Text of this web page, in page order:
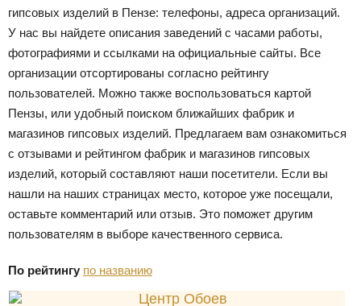
гипсовых изделий в Пензе: телефоны, адреса организаций.
У нас вы найдете описания заведений с часами работы,
фотографиями и ссылками на официальные сайты. Все
организации отсортированы согласно рейтингу
пользователей. Можно также воспользоваться картой
Пензы, или удобный поиском ближайших фабрик и
магазинов гипсовых изделий. Предлагаем вам ознакомиться
с отзывами и рейтингом фабрик и магазинов гипсовых
изделий, который составляют наши посетители. Если вы
нашли на наших страницах место, которое уже посещали,
оставьте комментарий или отзыв. Это поможет другим
пользователям в выборе качественного сервиса.
По рейтингу по названию